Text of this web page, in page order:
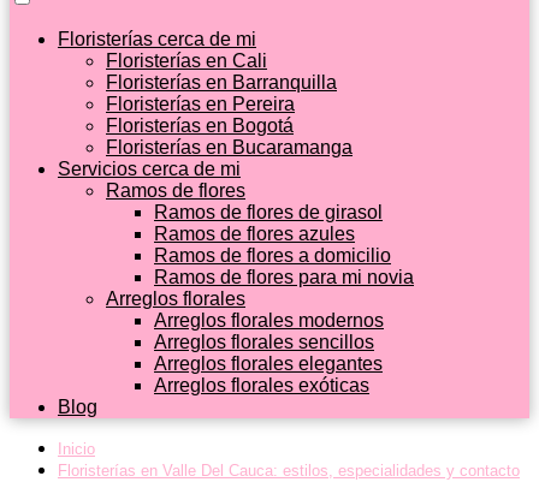
Floristerías cerca de mi
Floristerías en Cali
Floristerías en Barranquilla
Floristerías en Pereira
Floristerías en Bogotá
Floristerías en Bucaramanga
Servicios cerca de mi
Ramos de flores
Ramos de flores de girasol
Ramos de flores azules
Ramos de flores a domicilio
Ramos de flores para mi novia
Arreglos florales
Arreglos florales modernos
Arreglos florales sencillos
Arreglos florales elegantes
Arreglos florales exóticas
Blog
Inicio
Floristerías en Valle Del Cauca: estilos, especialidades y contacto